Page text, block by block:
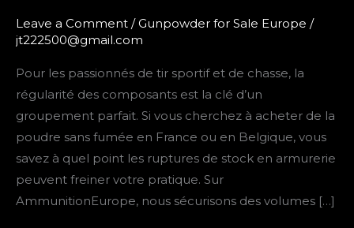
Leave a Comment /Gunpowder for Sale Europe /
jt222500@gmail.com
Pour les passionnés de tir sportif et de chasse, la
régularité des composants est la clé d’un
groupement parfait. Si vous cherchez à acheter de la
poudre sans fumée en France ou en Belgique, vous
savez à quel point les ruptures de stock en armurerie
peuvent freiner votre pratique. Sur
AmmunitionEurope, nous sécurisons des volumes […]
France
en
Belgique
:
Le
guide
des
tireurs